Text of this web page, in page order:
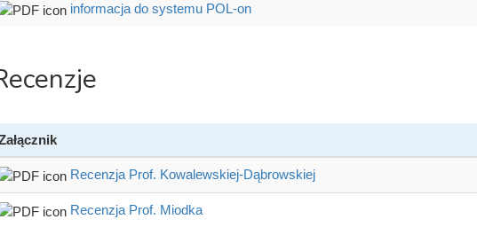
informacja do systemu POL-on
Recenzja Prof. Kowalewskiej-Dąbrowskiej
Recenzja Prof. Miodka